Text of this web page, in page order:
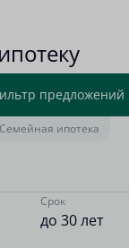
предложений
Семейная ипотека
Срок
до 30 лет